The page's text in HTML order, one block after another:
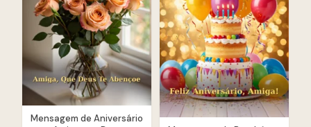
Mensagem de Aniversário